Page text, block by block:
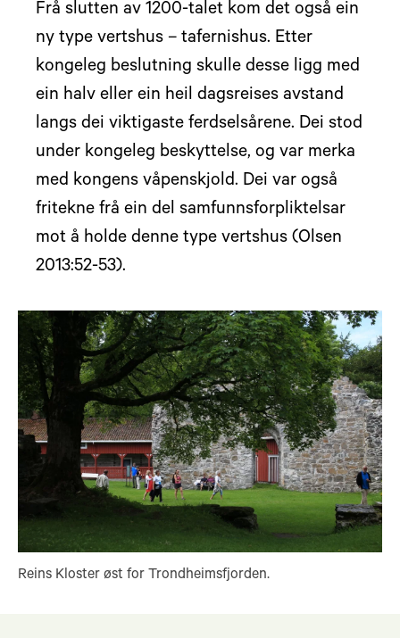
Frå slutten av 1200-talet kom det også ein
ny type vertshus – tafernishus. Etter
kongeleg beslutning skulle desse ligg med
ein halv eller ein heil dagsreises avstand
langs dei viktigaste ferdselsårene. Dei stod
under kongeleg beskyttelse, og var merka
med kongens våpenskjold. Dei var også
fritekne frå ein del samfunnsforpliktelsar
mot å holde denne type vertshus (Olsen
2013:52-53).
Reins Kloster øst for Trondheimsfjorden.